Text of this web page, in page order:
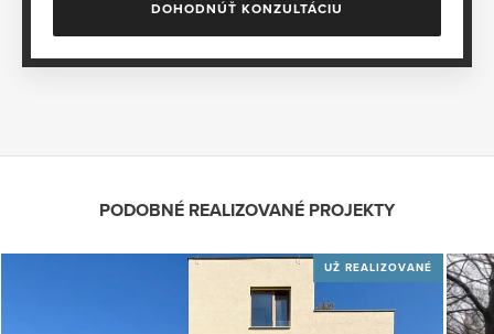
DOHODNÚŤ KONZULTÁCIU
PODOBNÉ REALIZOVANÉ PROJEKTY
UŽ REALIZOVANÉ